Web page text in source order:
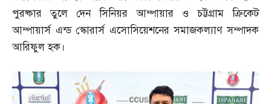
পুরষ্কার তুলে দেন সিনিয়র আম্পায়ার ও চট্টগ্রাম ক্রিকেট
আম্পায়ার্স এন্ড স্কোরার্স এসোসিয়েশনের সমাজকল্যাণ সম্পাদক
আরিফুল হক।